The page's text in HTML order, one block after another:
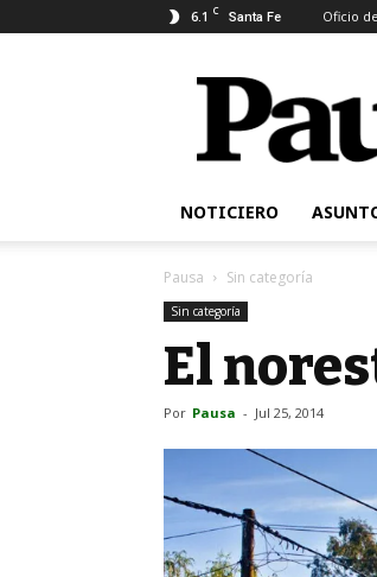
6.1 C Santa Fe Oficio
Pausa
NOTICIERO
Pausa Sin categoría
Sin categoría
El
Por Pausa - Jul 25, 2014